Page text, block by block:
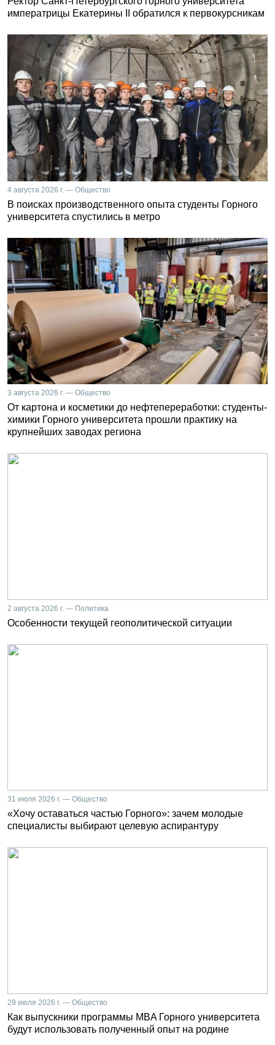
императрицы Екатерины II обратился к первокурсникам
4 августа 2026 г. — Общество
В поисках производственного опыта студенты Горного
университета спустились в метро
3 августа 2026 г. — Общество
От картона и косметики до нефтепереработки: студенты-
химики Горного университета прошли практику на
крупнейших заводах региона
2 августа 2026 г. — Политика
Особенности текущей геополитической ситуации
31 июля 2026 г. — Общество
«Хочу оставаться частью Горного»: зачем молодые
специалисты выбирают целевую аспирантуру
29 июля 2026 г. — Общество
Как выпускники программы MBA Горного университета
будут использовать полученный опыт на родине